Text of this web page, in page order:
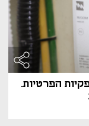
הפרטיות.